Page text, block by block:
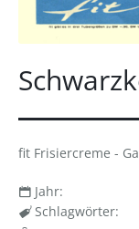
fit Frisiercreme -
Jahr:
Schlagwörter: